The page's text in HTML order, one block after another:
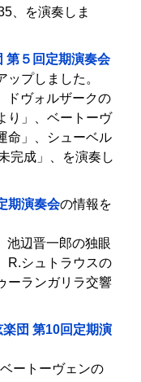
、を演奏しま
第５回定期演奏会
ップしました。
ドヴォルザークの
り」、ベートーヴ
命」、シューベル
完成」、を演奏し
期演奏会の情報を
辺晋一郎の独眼
R.シュトラウスの
ーランガリラ交響
団 第10回定期演
ートーヴェンの